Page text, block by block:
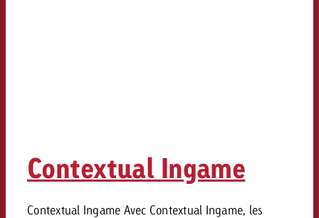
Contextual Ingame
Contextual Ingame Avec Contextual Ingame, les